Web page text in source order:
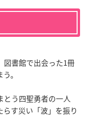
図書館で出会った1冊
。
とう四聖勇者の一人
らす災い「波」を振り